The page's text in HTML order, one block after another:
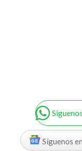
Síguenos en